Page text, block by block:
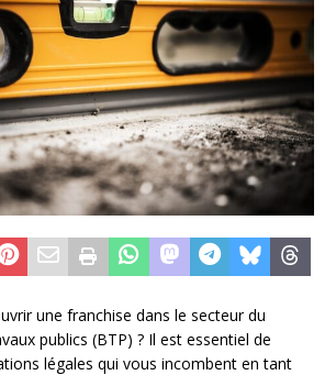
une franchise dans le secteur du
publics (BTP) ? Il est essentiel de
légales qui vous incombent en tant